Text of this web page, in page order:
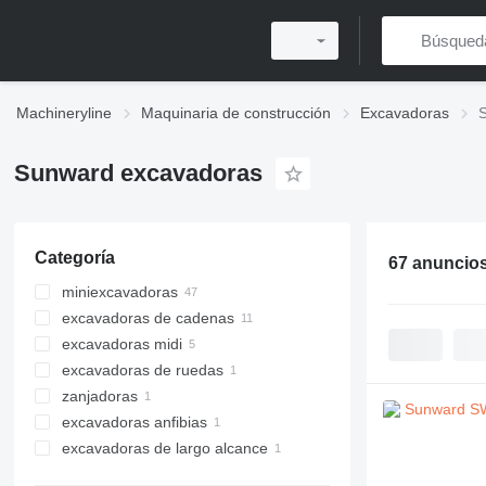
Machineryline Maquinaria de construcción Excavadoras
Sunward excavadoras
Categoría
miniexcavadoras
excavadoras de cadenas
excavadoras midi
excavadoras de ruedas
zanjadoras
excavadoras anfibias
excavadoras de largo alcance
67